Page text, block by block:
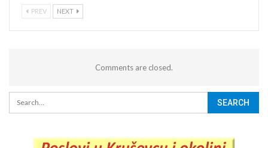
PREV NEXT
Comments are closed.